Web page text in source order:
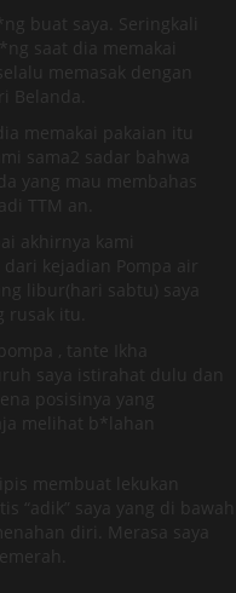
buat saya. Seringkali
saat dia memakai
memasak dengan
Belanda.
memakai pakaian itu
sama2 sadar bahwa
yang mau membahas
TTM an.
akhirnya kami
kejadian Pompa air
libur(hari sabtu) saya
itu.
, tante Ikha
saya istirahat dulu dan
posisinya yang
melihat b*lahan
membuat lekukan
“adik” saya yang di bawah
diri. Merasa saya